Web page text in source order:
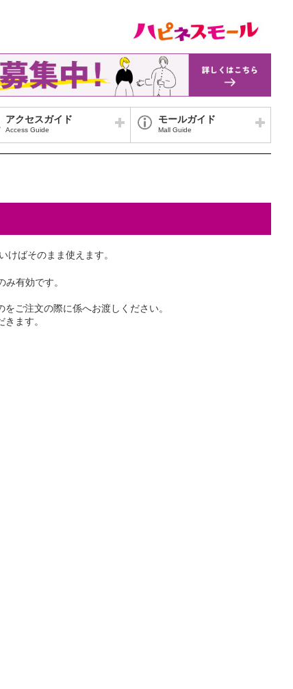
アクセスガイド
Access Guide
モールガイド
Mall Guide
けばそのまま使えます。
有効です。
ご注文の際に係へお渡しください。
ます。